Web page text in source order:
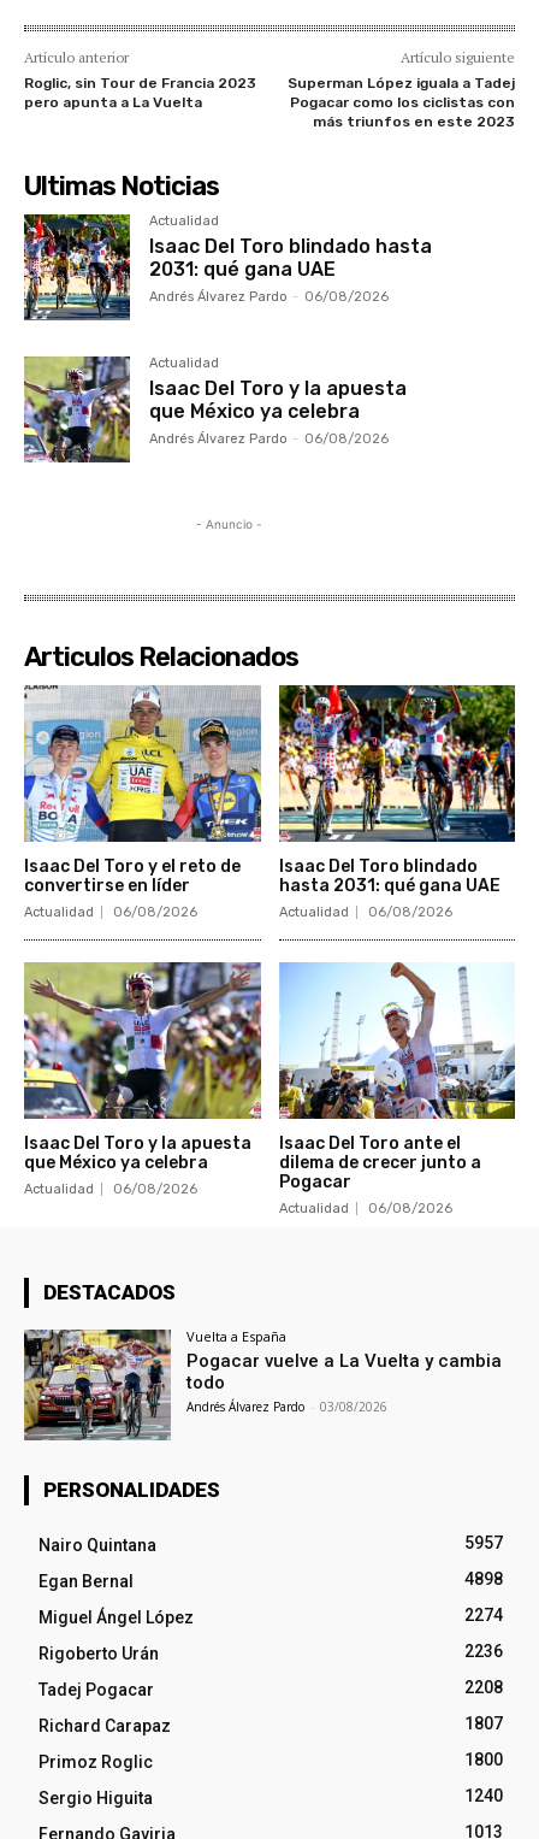
Artículo anterior
Roglic, sin Tour de Francia 2023
pero apunta a La Vuelta
Artículo siguiente
Superman López iguala a Tadej
Pogacar como los ciclistas con
más triunfos en este 2023
Ultimas Noticias
Actualidad
Isaac Del Toro blindado hasta
2031: qué gana UAE
Andrés Álvarez Pardo - 06/08/2026
Actualidad
Isaac Del Toro y la apuesta
que México ya celebra
Andrés Álvarez Pardo - 06/08/2026
- Anuncio -
Articulos Relacionados
Isaac Del Toro y el reto de
convertirse en líder
Actualidad 06/08/2026
Isaac Del Toro blindado
hasta 2031: qué gana UAE
Actualidad 06/08/2026
Isaac Del Toro y la apuesta
que México ya celebra
Actualidad 06/08/2026
Isaac Del Toro ante el
dilema de crecer junto a
Pogacar
Actualidad 06/08/2026
DESTACADOS
Vuelta a España
Pogacar vuelve a La Vuelta y cambia
todo
Andrés Álvarez Pardo - 03/08/2026
PERSONALIDADES
Nairo Quintana
5957
Egan Bernal
4898
Miguel Ángel López
2274
Rigoberto Urán
2236
Tadej Pogacar
2208
Richard Carapaz
1807
Primoz Roglic
1800
Sergio Higuita
1240
Fernando Gaviria
1013